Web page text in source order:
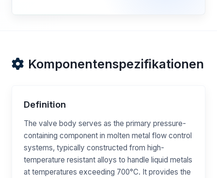
Komponentenspezifikationen
Definition
The valve body serves as the primary pressure-
containing component in molten metal flow control
systems, typically constructed from high-
temperature resistant alloys to handle liquid metals
at temperatures exceeding 700°C. It provides the